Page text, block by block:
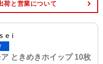
荷と営業について
ときめきホイップ 10枚